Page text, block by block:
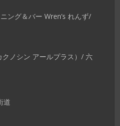
ング＆バー Wren’s れんず/
クノシン アールプラス）/ 六
道